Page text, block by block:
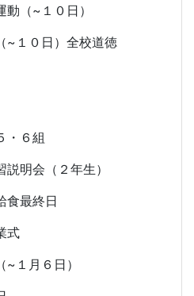
（~１０日）
~１０日）全校道徳
・６組
（２年生）
食最終日
式
１月６日）